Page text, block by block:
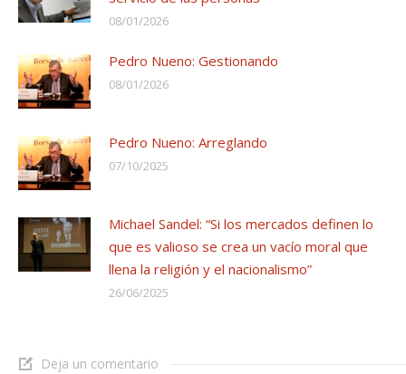
08/01/2026
Pedro Nueno: Gestionando
08/01/2026
Pedro Nueno: Arreglando
07/10/2025
Michael Sandel: “Si los mercados definen lo
que es valioso se crea un vacío moral que
llena la religión y el nacionalismo”
26/06/2025
Deja un comentario